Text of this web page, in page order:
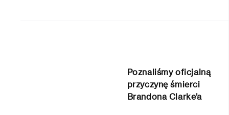
Poznaliśmy oficjalną
przyczynę śmierci
Brandona Clarke’a